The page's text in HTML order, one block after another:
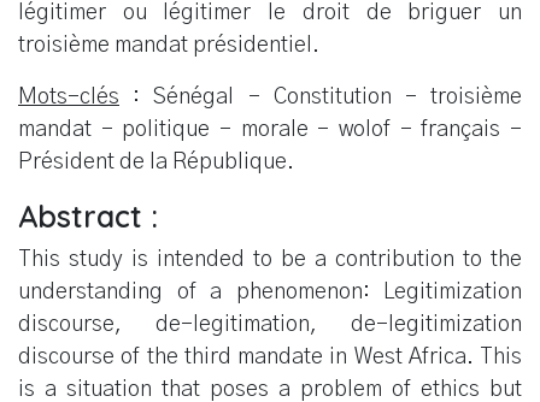
légitimer ou légitimer le droit de briguer un
troisième mandat présidentiel.
Mots-clés : Sénégal – Constitution – troisième
mandat - politique – morale – wolof – français –
Président de la République.
Abstract :
This study is intended to be a contribution to the
understanding of a phenomenon: Legitimization
discourse, de-legitimation, de-legitimization
discourse of the third mandate in West Africa. This
is a situation that poses a problem of ethics but